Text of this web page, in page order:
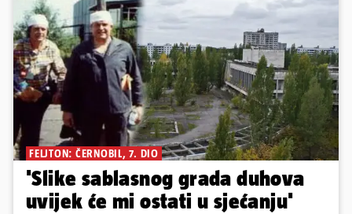
FELJTON: ČERNOBIL, 7. DIO
'Slike sablasnog grada duhova
uvijek će mi ostati u sjećanju'